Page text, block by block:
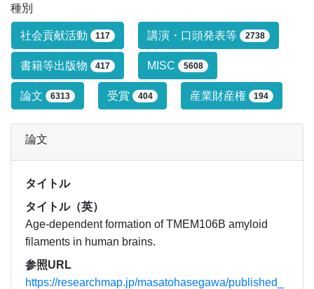
種別
研究業績タイプによる絞り込み条件で
社会貢献活動 117 講演・口頭発表等 2738
書籍等出版物 417 MISC 5608
論文 6313 受賞 404 産業財産権 194
論文
タイトル
タイトル（英）
Age-dependent formation of TMEM106B amyloid
filaments in human brains.
参照URL
https://researchmap.jp/masatohasegawa/published_